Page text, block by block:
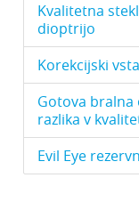
Kvalitetna
dioptrijo
Korekcijski
Gotova bralna
razlika v
Evil Eye